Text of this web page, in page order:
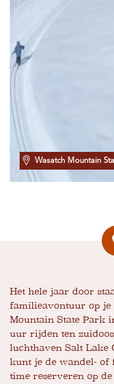
Wasatch Mountain
Het hele jaar door
familieavontuur op je
Mountain State Park
uur rijden ten
luchthaven Salt Lake
kunt je de wandel- of
time reserveren op